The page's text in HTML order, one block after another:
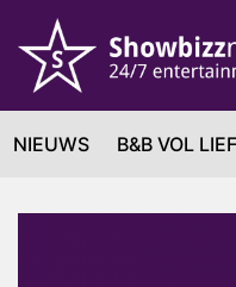
NIEUWS B&B VOL